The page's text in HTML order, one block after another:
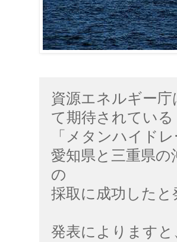
資源エネルギー
て期待されている
「メタンハイド
愛知県と三重県
の
採取に成功した
発表によります